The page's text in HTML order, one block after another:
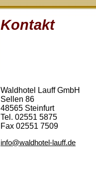
Kontakt
Waldhotel Lauff GmbH
Sellen 86
48565 Steinfurt
Tel. 02551 5875
Fax 02551 7509
info@waldhotel-lauff.de